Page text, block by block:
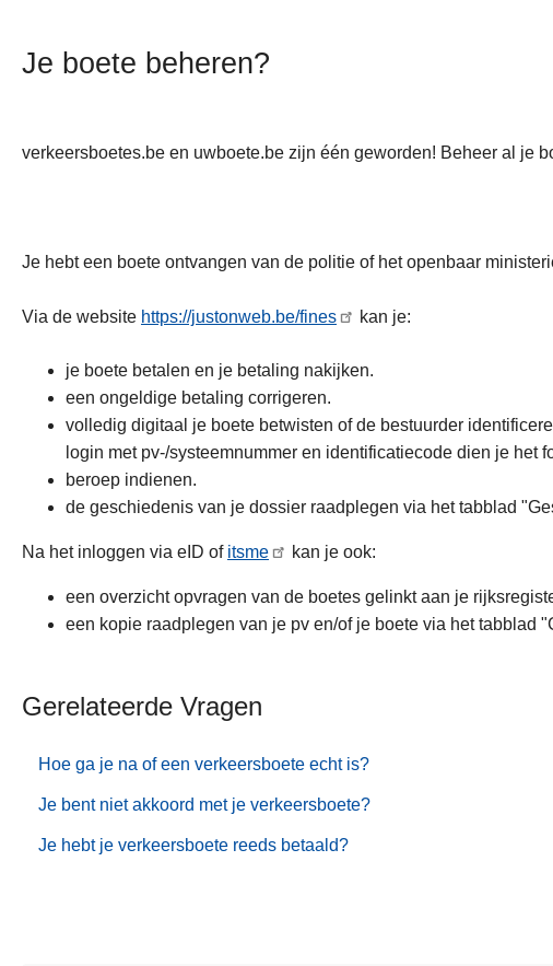
Je boete beheren?
verkeersboetes.be en uwboete.be zijn één geworden! Beheer al je
Je hebt een boete ontvangen van de politie of het openbaar
Via de website https://justonweb.be/fines kan je:
je boete betalen en je betaling nakijken.
een ongeldige betaling corrigeren.
volledig digitaal je boete betwisten of de bestuurder
login met pv-/systeemnummer en identificatiecode dien je het
beroep indienen.
de geschiedenis van je dossier raadplegen via het tabblad
Na het inloggen via eID of itsme kan je ook:
een overzicht opvragen van de boetes gelinkt aan je
een kopie raadplegen van je pv en/of je boete via het tabblad
Gerelateerde Vragen
Hoe ga je na of een verkeersboete echt is?
Je bent niet akkoord met je verkeersboete?
Je hebt je verkeersboete reeds betaald?